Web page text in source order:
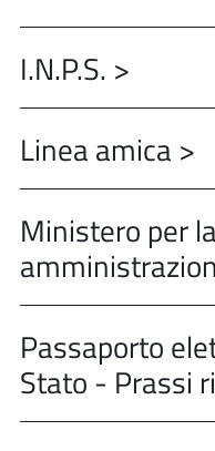
I.N.P.S. >
Linea amica >
Ministero per
Passaporto
Stato - Prassi